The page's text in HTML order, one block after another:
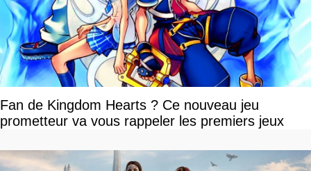
Fan de Kingdom Hearts ? Ce nouveau jeu
prometteur va vous rappeler les premiers jeux